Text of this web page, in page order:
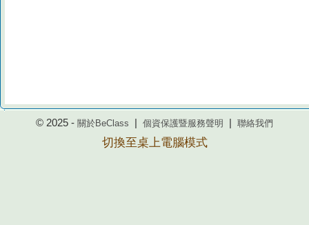
© 2025 - 關於BeClass 個資保護暨服務聲明 聯絡我們
切換至桌上電腦模式